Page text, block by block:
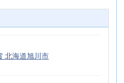
北海道旭川市